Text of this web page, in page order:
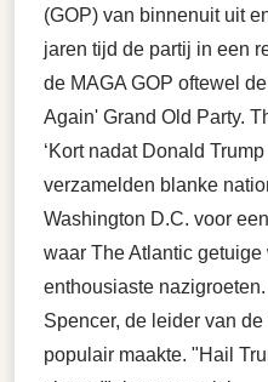
(GOP) van binnenuit uit
jaren tijd de partij in een
de MAGA GOP oftewel
Again' Grand Old Party.
‘Kort nadat Donald
verzamelden blanke
Washington D.C. voor
waar The Atlantic
enthousiaste
Spencer, de leider van
populair maakte. "Hail